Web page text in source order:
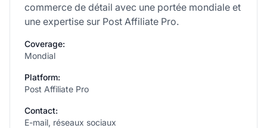
commerce de détail avec une portée mondiale et
une expertise sur Post Affiliate Pro.
Coverage:
Mondial
Platform:
Post Affiliate Pro
Contact:
E-mail, réseaux sociaux